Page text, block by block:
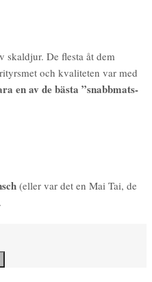
skaldjur. De flesta åt dem
och kvaliteten var med
en av de bästa ”snabbmats-
(eller var det en Mai Tai, de